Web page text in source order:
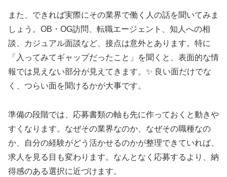
また、できれば実際にその業界で働く人の話を聞いてみま
しょう。OB・OG訪問、転職エージェント、知人への相
談、カジュアル面談など、接点は意外とあります。特に
「入ってみてギャップだったこと」を聞くと、表面的な情
報では見えない部分が見えてきます。✨ 良い面だけでな
く、つらい面を聞けるかが大事です。
準備の段階では、応募書類の軸も先に作っておくと動きや
すくなります。なぜその業界なのか、なぜその職種なの
か、自分の経験がどう活かせるのかが整理できていれば、
求人を見る目も変わります。なんとなく応募するより、納
得感のある選択に近づけます。